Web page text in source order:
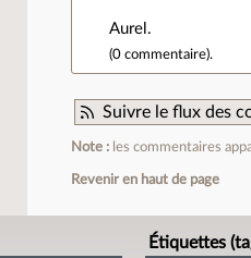
Aurel.
(0 commentaire).
Suivre le flux des
Note : les commentaires
Revenir en haut de page
Étiquettes